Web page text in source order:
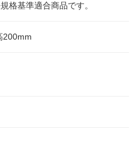
格基準適合商品です。
200mm